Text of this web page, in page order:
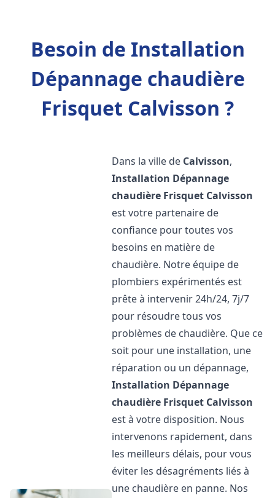
Besoin de Installation
Dépannage chaudière
Frisquet Calvisson ?
Dans la ville de Calvisson,
Installation Dépannage
chaudière Frisquet Calvisson
est votre partenaire de
confiance pour toutes vos
besoins en matière de
chaudière. Notre équipe de
plombiers expérimentés est
prête à intervenir 24h/24, 7j/7
pour résoudre tous vos
problèmes de chaudière. Que ce
soit pour une installation, une
réparation ou un dépannage,
Installation Dépannage
chaudière Frisquet Calvisson
est à votre disposition. Nous
intervenons rapidement, dans
les meilleurs délais, pour vous
éviter les désagréments liés à
une chaudière en panne. Nos